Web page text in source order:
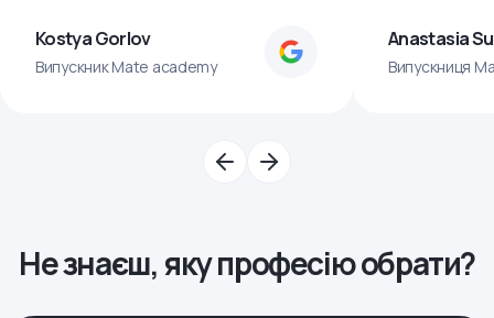
Kostya Gorlov
Випускник Mate academy
Anastasia
Випускниця
Не знаєш, яку професію обрати?